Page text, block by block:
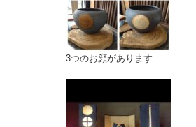
3つのお顔があります